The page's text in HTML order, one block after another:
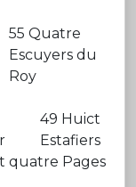
55 Quatre
Escuyers du
Roy
49 Huict
Estafiers
quatre Pages